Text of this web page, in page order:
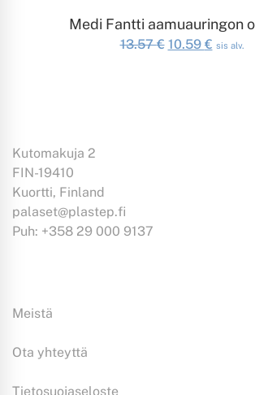
LUE LISÄÄ
Medi Fantti aamuauringon
13.57€ Alkuperäinen
10.59 € sis alv.
Kutomakuja 2
FIN-19410
Kuortti, Finland
palaset@plastep.fi
Puh: +358 29 000 9137
Meistä
Ota yhteyttä
Tietosuojaseloste